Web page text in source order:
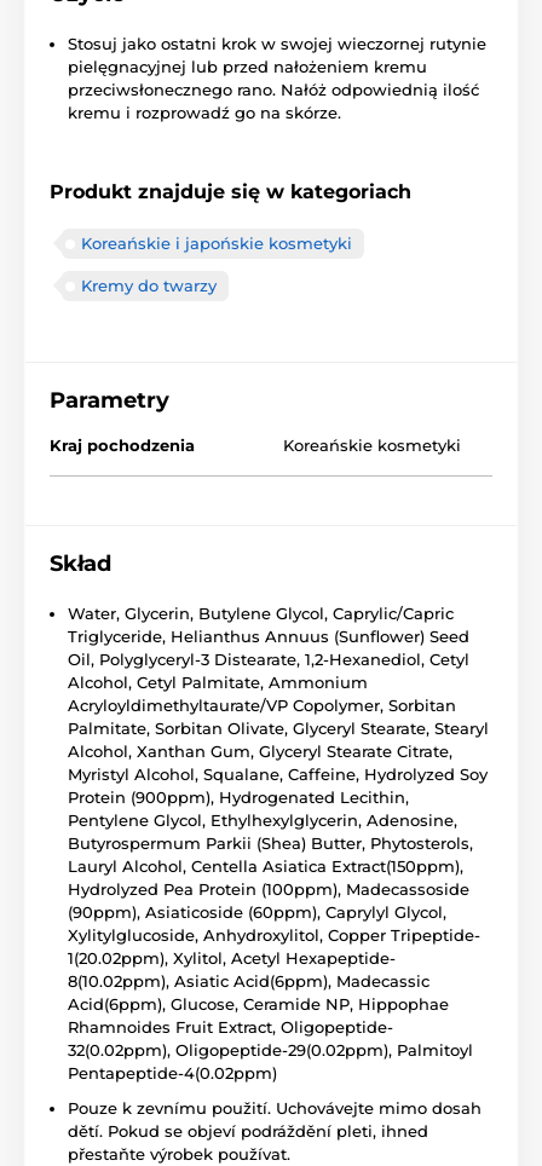
Stosuj jako ostatni krok w swojej wieczornej rutynie
pielęgnacyjnej lub przed nałożeniem kremu
przeciwsłonecznego rano. Nałóż odpowiednią ilość
kremu i rozprowadź go na skórze.
Produkt znajduje się w kategoriach
Koreańskie i japońskie kosmetyki
Kremy do twarzy
Parametry
Kraj pochodzenia Koreańskie kosmetyki
Skład
Water, Glycerin, Butylene Glycol, Caprylic/Capric
Triglyceride, Helianthus Annuus (Sunflower) Seed
Oil, Polyglyceryl-3 Distearate, 1,2-Hexanediol, Cetyl
Alcohol, Cetyl Palmitate, Ammonium
Acryloyldimethyltaurate/VP Copolymer, Sorbitan
Palmitate, Sorbitan Olivate, Glyceryl Stearate, Stearyl
Alcohol, Xanthan Gum, Glyceryl Stearate Citrate,
Myristyl Alcohol, Squalane, Caffeine, Hydrolyzed Soy
Protein (900ppm), Hydrogenated Lecithin,
Pentylene Glycol, Ethylhexylglycerin, Adenosine,
Butyrospermum Parkii (Shea) Butter, Phytosterols,
Lauryl Alcohol, Centella Asiatica Extract(150ppm),
Hydrolyzed Pea Protein (100ppm), Madecassoside
(90ppm), Asiaticoside (60ppm), Caprylyl Glycol,
Xylitylglucoside, Anhydroxylitol, Copper Tripeptide-
1(20.02ppm), Xylitol, Acetyl Hexapeptide-
8(10.02ppm), Asiatic Acid(6ppm), Madecassic
Acid(6ppm), Glucose, Ceramide NP, Hippophae
Rhamnoides Fruit Extract, Oligopeptide-
32(0.02ppm), Oligopeptide-29(0.02ppm), Palmitoyl
Pentapeptide-4(0.02ppm)
Pouze k zevnímu použití. Uchovávejte mimo dosah
dětí. Pokud se objeví podráždění pleti, ihned
přestaňte výrobek používat.